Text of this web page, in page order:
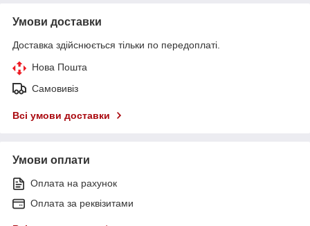
Умови доставки
Доставка здійснюється тільки по передоплаті.
Нова Пошта
Самовивіз
Всі умови доставки
Умови оплати
Оплата на рахунок
Оплата за реквізитами